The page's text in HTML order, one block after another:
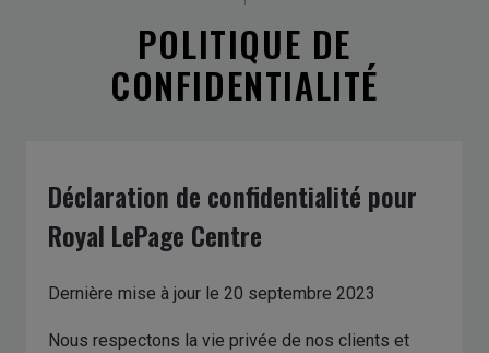
POLITIQUE DE
CONFIDENTIALITÉ
Déclaration de confidentialité pour
Royal LePage Centre
Dernière mise à jour le 20 septembre 2023
Nous respectons la vie privée de nos clients et